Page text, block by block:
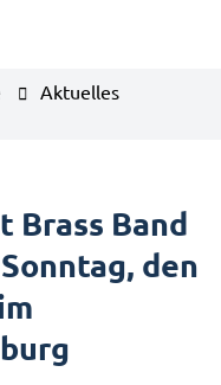
Aktuelles
Brass Band
den